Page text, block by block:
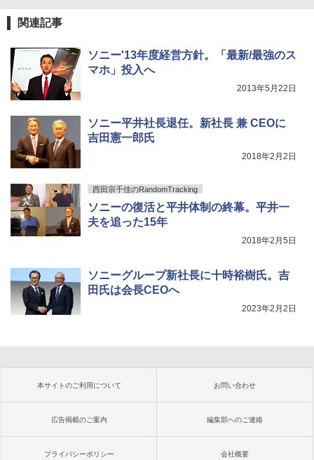
関連記事
ソニー'13年度経営方針。「最新/最強のス
マホ」投入へ
2013年5月22日
ソニー平井社長退任。新社長 兼 CEOに
吉田憲一郎氏
2018年2月2日
西田宗千佳のRandomTracking
ソニーの復活と平井体制の終幕。平井一
夫を追った15年
2018年2月5日
ソニーグループ新社長に十時裕樹氏。吉
田氏は会長CEOへ
2023年2月2日
本サイトのご利用について お問い合わせ
広告掲載のご案内 編集部へのご連絡
プライバシーポリシー 会社概要